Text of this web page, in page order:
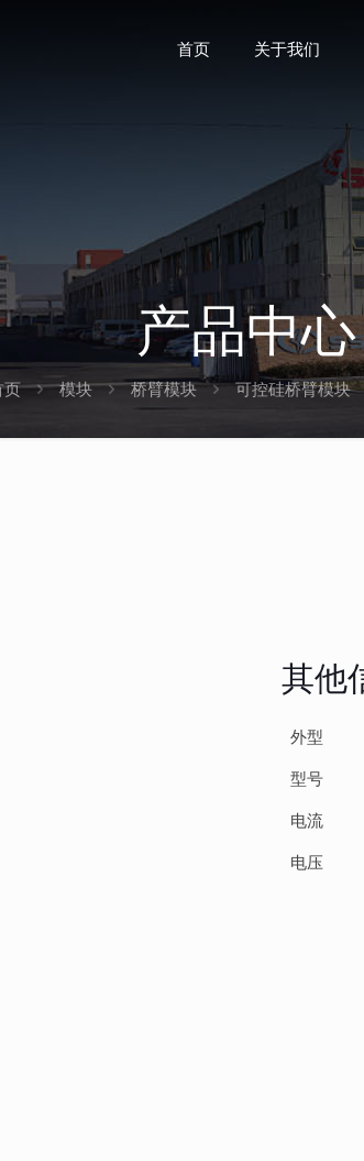
首页 关于我们
产品中心
页 模块 桥臂模块 可控硅桥臂模块
其他
外型
型号
电流
电压